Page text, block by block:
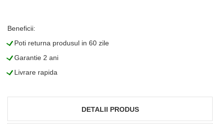
Beneficii:
LPoti returna produsul in 60 zile
LGarantie 2 ani
LLivrare rapida
DETALII PRODUS